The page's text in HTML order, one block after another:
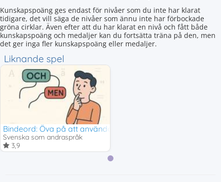
Kunskapspoäng ges endast för nivåer som du inte har klarat
tidigare, det vill säga de nivåer som ännu inte har förbockade
gröna cirklar. Även efter att du har klarat en nivå och fått både
kunskapspoäng och medaljer kan du fortsätta träna på den, men
det ger inga fler kunskapspoäng eller medaljer.
Liknande spel
Bindeord: Öva på att använda och, men, eller
Svenska som andraspråk
3,9